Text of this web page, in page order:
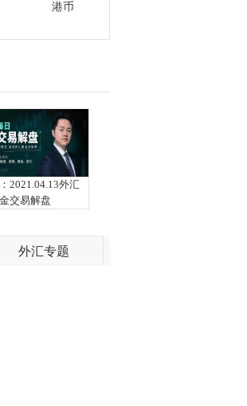
港币
2021.04.13外汇
交易解盘
外汇专题